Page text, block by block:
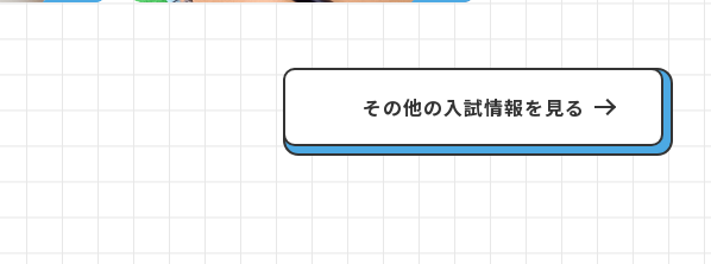
その他の入試情報を見る